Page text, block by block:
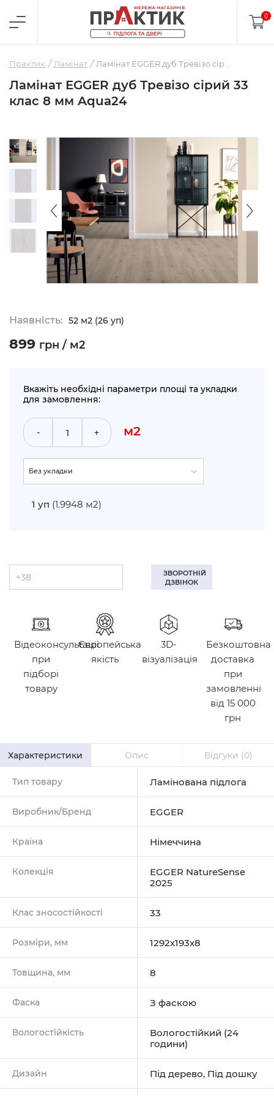
0
Практик Ламінат
Ламінат EGGER дуб Тревізо сірий 33
клас 8 мм Aqua24
Наявність: 52 м2 (26 уп)
899 грн / м2
Вкажіть необхідні параметри площі та укладки
для замовлення:
- + м2
Без укладки
1 уп (1.9948 м2)
ЗВОРОТНІЙ
ДЗВІНОК
Відеоконсультації
при
підборі
товару
Європейська
якість
3D-
візуалізація
Безкоштовна
доставка
при
замовленні
від 15 000
грн
Характеристики Опис Відгуки (0)
Тип товару Ламінована підлога
Виробник/Бренд EGGER
Країна Німеччина
Колекція
EGGER NatureSense
2025
Клас зносостійкості 33
Розміри, мм 1292х193х8
Товщина, мм 8
Фаска З фаскою
Вологостійкість
Вологостійкий (24
години)
Дизайн Під дерево, Під дошку